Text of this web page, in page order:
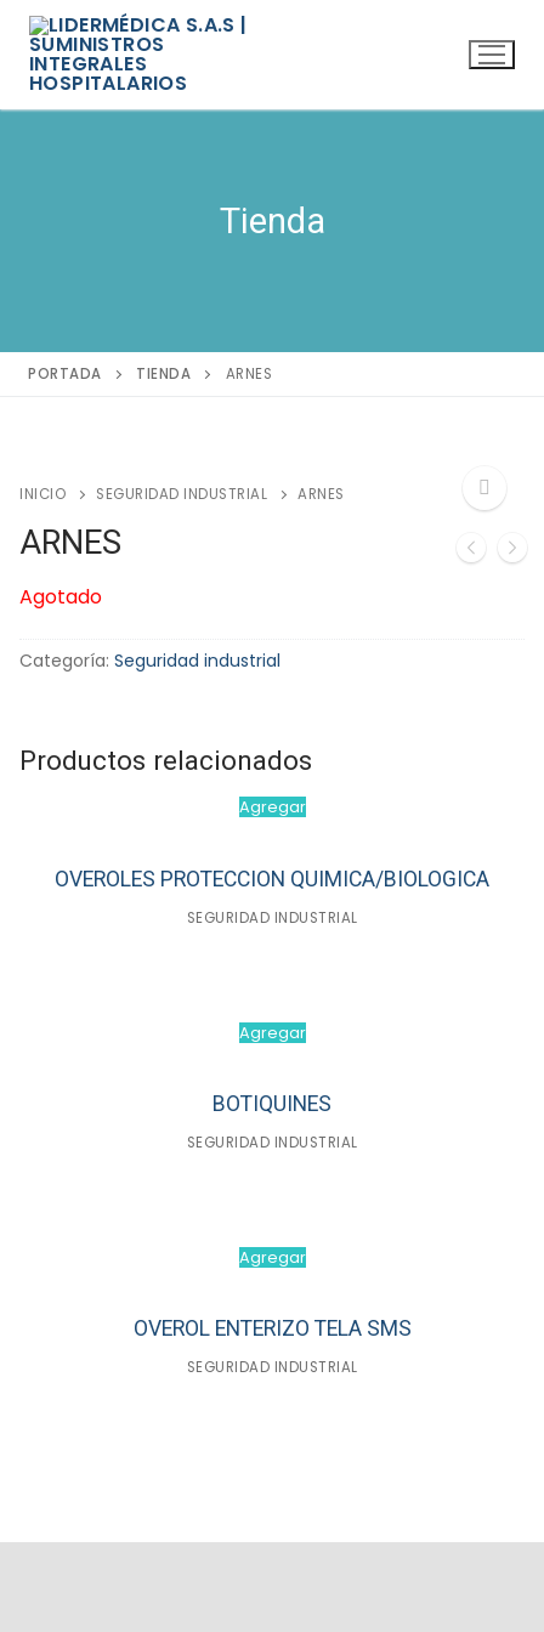
contenido
Tienda
PORTADA TIENDA ARNES
🔍
INICIO SEGURIDAD INDUSTRIAL ARNES
ARNES
Agotado
Categoría: Seguridad industrial
Productos relacionados
Agregar
OVEROLES PROTECCION QUIMICA/BIOLOGICA
SEGURIDAD INDUSTRIAL
Agregar
BOTIQUINES
SEGURIDAD INDUSTRIAL
Agregar
OVEROL ENTERIZO TELA SMS
SEGURIDAD INDUSTRIAL